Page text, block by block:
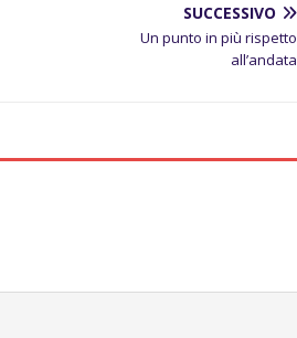
SUCCESSIVO
Un punto in più rispetto
all’andata